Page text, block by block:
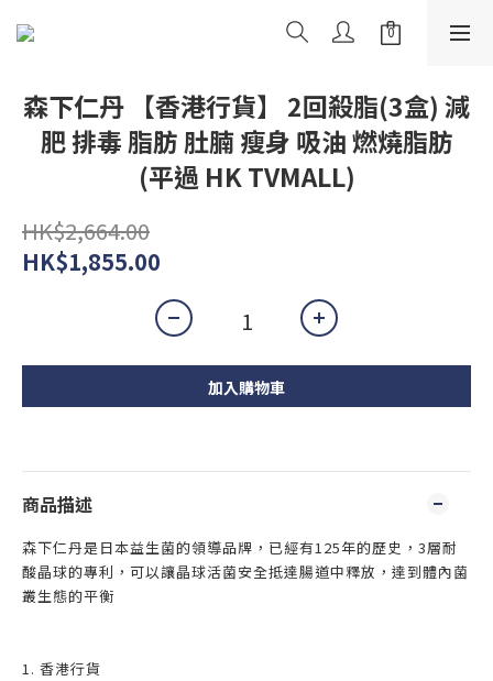
森下仁丹 【香港行貨】 2回殺脂(3盒) 減
肥 排毒 脂肪 肚腩 瘦身 吸油 燃燒脂肪
(平過 HK TVMALL)
HK$2,664.00
HK$1,855.00
加入購物車
商品描述
森下仁丹是日本益生菌的領導品牌，已經有125年的歷史，3層耐
酸晶球的專利，可以讓晶球活菌安全抵達腸道中釋放，達到體內菌
叢生態的平衡
1. 香港行貨